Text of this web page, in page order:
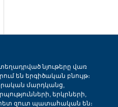
նյութերը վառ
են երգիծական բնույթ։
իրական մարդկանց,
երկրների,
զուտ պատահական են։